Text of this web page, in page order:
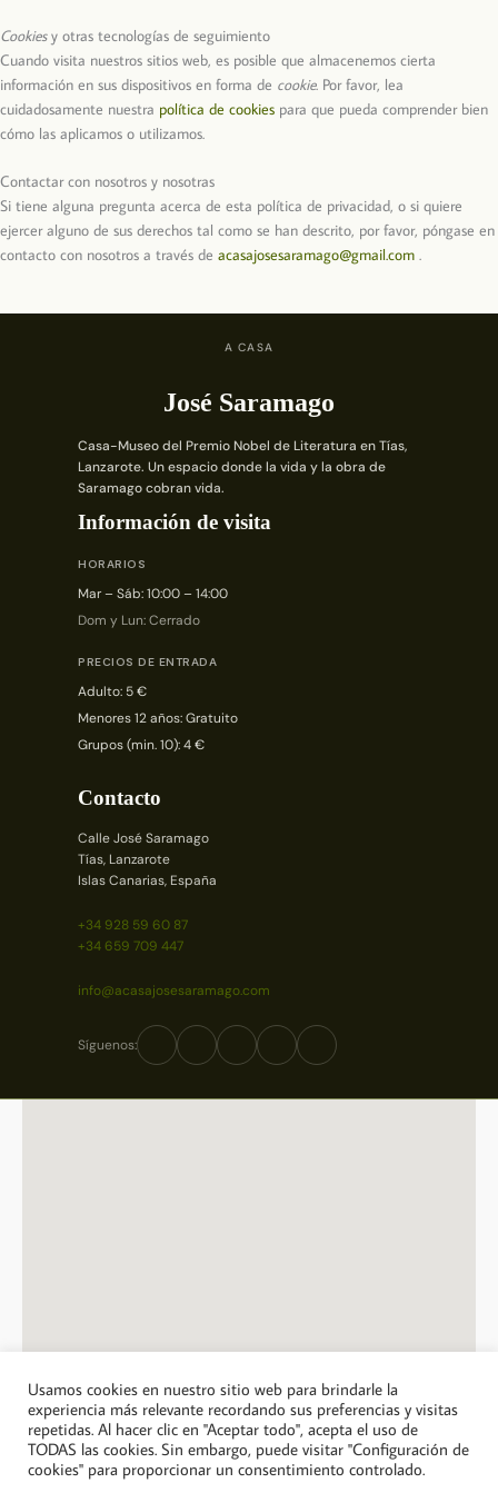
Cookiesy otras tecnologías de seguimiento
Cuando visita nuestros sitios web, es posible que almacenemos cierta
información en sus dispositivos en forma de cookie. Por favor, lea
cuidadosamente nuestra política de cookies para que pueda comprender bien
cómo las aplicamos o utilizamos.
Contactar con nosotros y nosotras
Si tiene alguna pregunta acerca de esta política de privacidad, o si quiere
ejercer alguno de sus derechos tal como se han descrito, por favor, póngase en
contacto con nosotros a través de acasajosesaramago@gmail.com .
A CASA
José Saramago
Casa-Museo del Premio Nobel de Literatura en Tías,
Lanzarote. Un espacio donde la vida y la obra de
Saramago cobran vida.
Información de visita
HORARIOS
Mar – Sáb: 10:00 – 14:00
Dom y Lun: Cerrado
PRECIOS DE ENTRADA
Adulto: 5 €
Menores 12 años: Gratuito
Grupos (min. 10): 4 €
Contacto
Calle José Saramago
Tías, Lanzarote
Islas Canarias, España
+34 928 59 60 87
+34 659 709 447
info@acasajosesaramago.com
Síguenos:
© 2026 A Casa Jose Saramago. Todos los derechos reservados.
Política de privacidad
Usamos cookies en nuestro sitio web para brindarle la
experiencia más relevante recordando sus preferencias y visitas
repetidas. Al hacer clic en "Aceptar todo", acepta el uso de
TODAS las cookies. Sin embargo, puede visitar "Configuración de
cookies" para proporcionar un consentimiento controlado.